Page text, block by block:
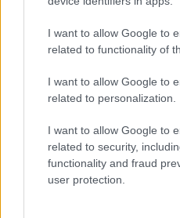
I want to allow Google to
related to functionality of
I want to allow Google to
related to personalization.
I want to allow Google to
related to security,
functionality and fraud
user protection.
criptomonedas